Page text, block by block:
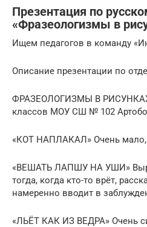
Презентация по
«Фразеологизмы в
Ищем педагогов в команду
Описание презентации по
ФРАЗЕОЛОГИЗМЫ В РИСУНКАХ
классов МОУ СШ № 102
«КОТ НАПЛАКАЛ» Очень мало,
«ВЕШАТЬ ЛАПШУ НА УШИ»
тогда, когда кто-то врёт,
намеренно вводит в
«ЛЬЁТ КАК ИЗ ВЕДРА» Очень